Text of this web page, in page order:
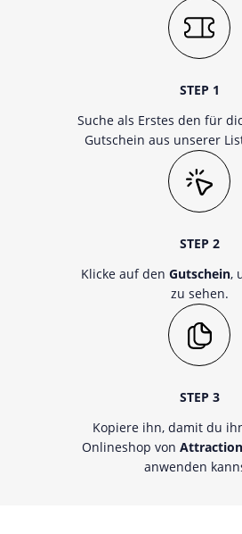
STEP 1
Suche als Erstes den für
Gutschein aus unserer
STEP 2
Klicke auf den Gutschein,
zu sehen.
STEP 3
Kopiere ihn, damit du
Onlineshop von
anwenden